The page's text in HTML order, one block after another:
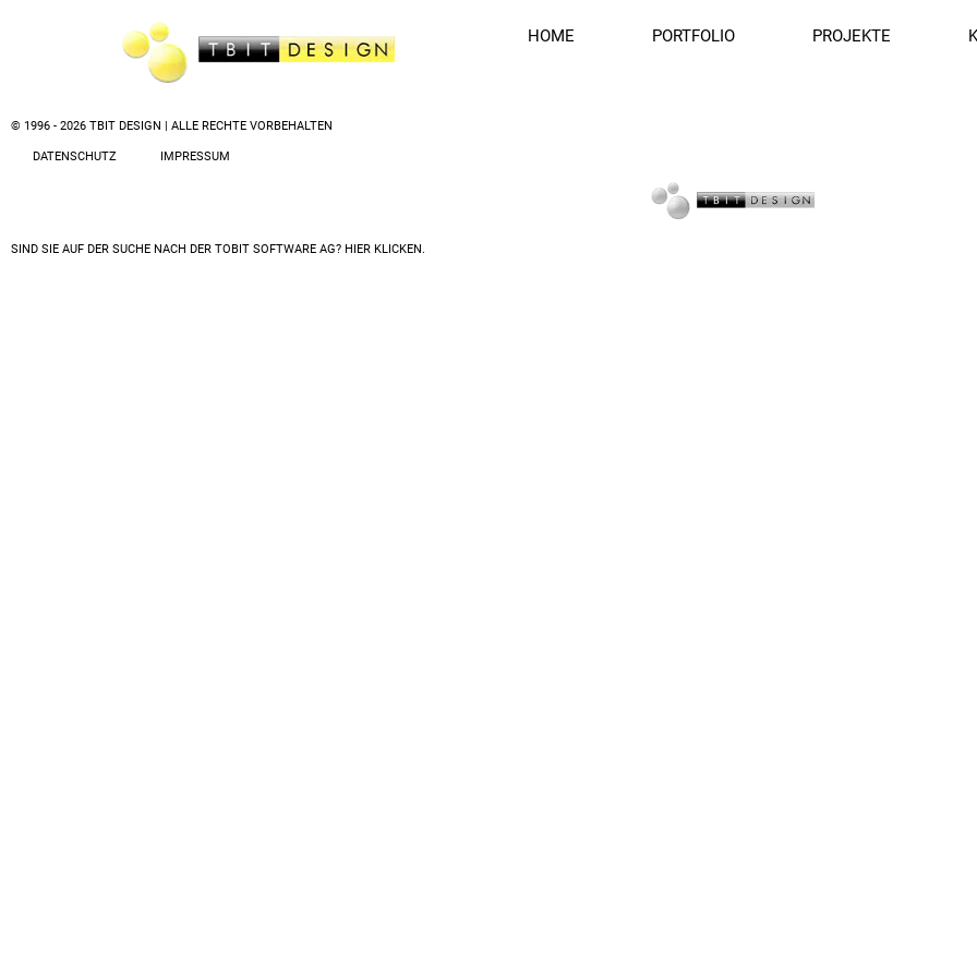
HOME PORTFOLIO PROJEKTE
© 1996 - 2026 TBIT DESIGN | ALLE RECHTE VORBEHALTEN
DATENSCHUTZ IMPRESSUM
SIND SIE AUF DER SUCHE NACH DER TOBIT SOFTWARE AG? HIER KLICKEN.